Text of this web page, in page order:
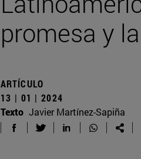
promesa y
ARTÍCULO
13 | 01 | 2024
Texto Javier Martínez-Sapiña